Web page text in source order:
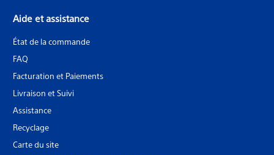
Aide et assistance
État de la commande
FAQ
Facturation et Paiements
Livraison et Suivi
Assistance
Recyclage
Carte du site